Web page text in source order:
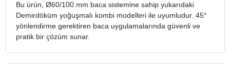
Bu ürün, Ø60/100 mm baca sistemine sahip yukarıdaki
Demirdöküm yoğuşmalı kombi modelleri ile uyumludur. 45°
yönlendirme gerektiren baca uygulamalarında güvenli ve
pratik bir çözüm sunar.